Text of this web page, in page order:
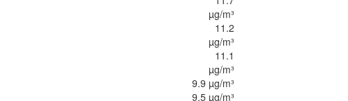
µg/m³
11.2
µg/m³
11.1
µg/m³
9.9 µg/m³
9.5 µg/m³